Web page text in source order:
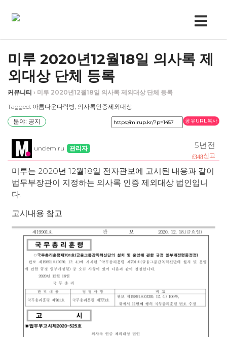
미루 2020년12월18일 의사록 제
외대상 단체 등록
커뮤니티 › 미루 2020년12월18일 의사록 제외대상 단체 등록
Tagged: 아름다운다락방, 의사록인증제외대상
분야: 공지
공유URL복사
unclemiru 관리자 5년전
신고
미루는 2020년 12월18일 전자관보에 고시된 내용과 같이
법무부장관이 지정하는 의사록 인증 제외대상 법인입니
다.
고시내용 참고